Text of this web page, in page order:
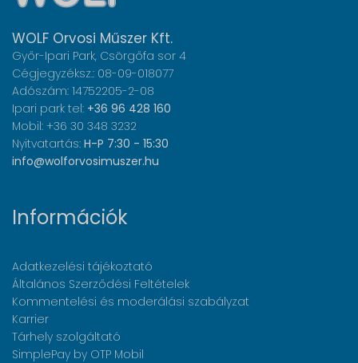
WOLF Orvosi Műszer Kft.
Győr-Ipari Park, Csörgőfa sor 4
Cégjegyzéksz.: 08-09-018077
Adószám: 14752205-2-08
Ipari park tel: +36 96 428 160
Mobil: +36 30 348 3232
Nyitvatartás: H-P 7:30 - 15:30
info@wolforvosimuszer.hu
Információk
Adatkezelési tájékoztató
Általános Szerződési Feltételek
Kommentelési és moderálási szabályzat
Karrier
Tárhely szolgáltató
SimplePay by OTP Mobil